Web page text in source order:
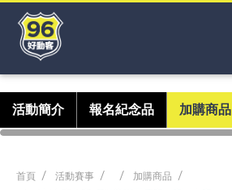
活動簡介 報名紀念品 加購商品
首頁 活動賽事
加購商品